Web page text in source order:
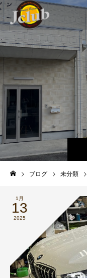
ブログ 未分類
1月
13
2025